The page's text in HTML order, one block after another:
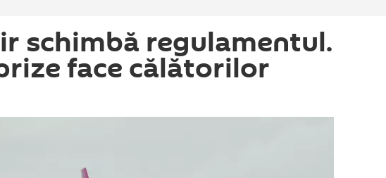
schimbă regulamentul.
face călătorilor